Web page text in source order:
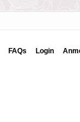
FAQs Login